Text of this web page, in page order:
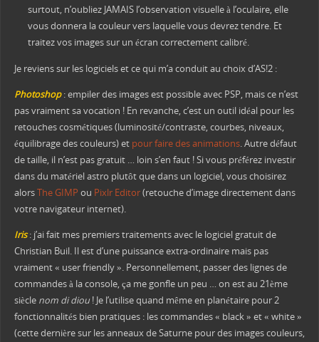
surtout, n’oubliez JAMAIS l’observation visuelle à l’oculaire, elle
vous donnera la couleur vers laquelle vous devrez tendre. Et
traitez vos images sur un écran correctement calibré.
Je reviens sur les logiciels et ce qui m’a conduit au choix d’AS!2 :
Photoshop: empiler des images est possible avec PSP, mais ce n’est
pas vraiment sa vocation ! En revanche, c’est un outil idéal pour les
retouches cosmétiques (luminosité/contraste, courbes, niveaux,
équilibrage des couleurs) et pour faire des animations. Autre défaut
de taille, il n’est pas gratuit … loin s’en faut ! Si vous préférez investir
dans du matériel astro plutôt que dans un logiciel, vous choisirez
alorsThe GIMP ou Pixlr Editor(retouche d’image directement dans
votre navigateur internet).
Iris: j’ai fait mes premiers traitements avec le logiciel gratuit de
Christian Buil. Il est d’une puissance extra-ordinaire mais pas
vraiment « user friendly ». Personnellement, passer des lignes de
commandes à la console, ça me gonfle un peu … on est au 21ème
siècle nom di diou! Je l’utilise quand même en planétaire pour 2
fonctionnalités bien pratiques : les commandes « black » et « white »
(cette dernière sur les anneaux de Saturne pour des images couleurs,